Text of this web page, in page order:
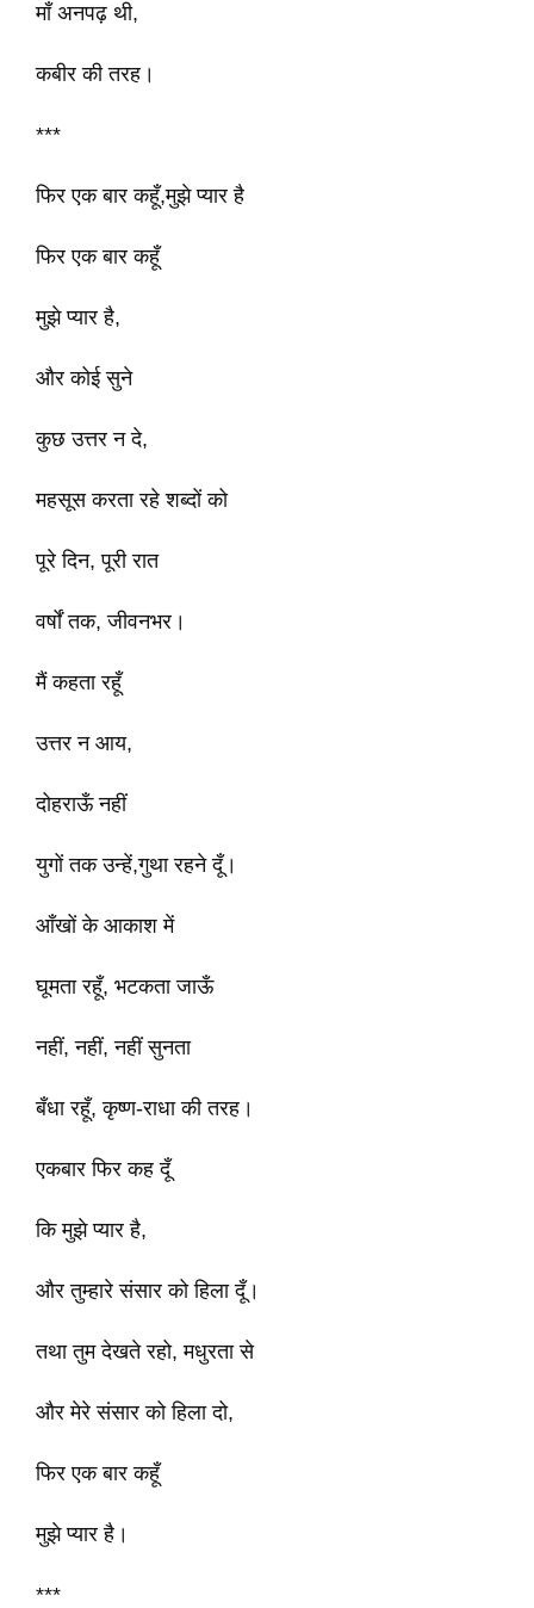
माँ अनपढ़ थी,
कबीर की तरह।
***
फिर एक बार कहूँ,मुझे प्यार है
फिर एक बार कहूँ
मुझे प्यार है,
और कोई सुने
कुछ उत्तर न दे,
महसूस करता रहे शब्दों को
पूरे दिन, पूरी रात
वर्षों तक, जीवनभर।
मैं कहता रहूँ
उत्तर न आय,
दोहराऊँ नहीं
युगों तक उन्हें,गुथा रहने दूँ।
आँखों के आकाश में
घूमता रहूँ, भटकता जाऊँ
नहीं, नहीं, नहीं सुनता
बँधा रहूँ, कृष्ण-राधा की तरह।
एकबार फिर कह दूँ
कि मुझे प्यार है,
और तुम्हारे संसार को हिला दूँ।
तथा तुम देखते रहो, मधुरता से
और मेरे संसार को हिला दो,
फिर एक बार कहूँ
मुझे प्यार है।
***